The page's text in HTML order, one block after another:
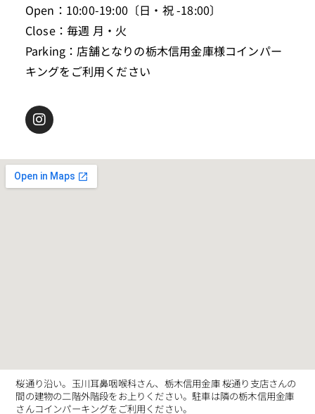
Open：10:00-19:00〔日・祝 -18:00〕
Close：毎週 月・火
Parking：店舗となりの栃木信用金庫様コインパー
キングをご利用ください
桜通り沿い。玉川耳鼻咽喉科さん、栃木信用金庫 桜通り支店さんの
間の建物の二階外階段をお上りください。駐車は隣の栃木信用金庫
さんコインパーキングをご利用ください。